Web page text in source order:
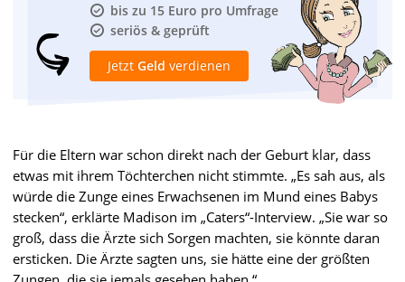
bis zu 15 Euro pro Umfrage
seriös & geprüft
Jetzt Geld verdienen
Für die Eltern war schon direkt nach der Geburt klar, dass
etwas mit ihrem Töchterchen nicht stimmte. „Es sah aus, als
würde die Zunge eines Erwachsenen im Mund eines Babys
stecken“, erklärte Madison im „Caters“-Interview. „Sie war so
groß, dass die Ärzte sich Sorgen machten, sie könnte daran
ersticken. Die Ärzte sagten uns, sie hätte eine der größten